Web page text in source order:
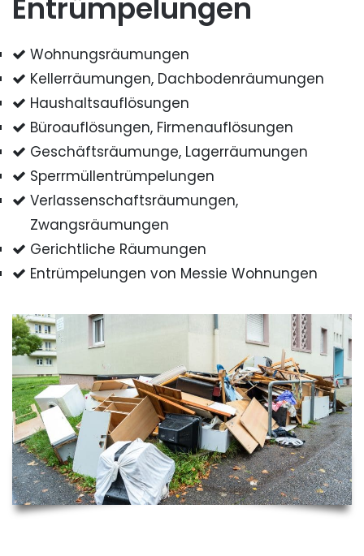
Entrümpelungen
Wohnungsräumungen
Kellerräumungen, Dachbodenräumungen
Haushaltsauflösungen
Büroauflösungen, Firmenauflösungen
Geschäftsräumunge, Lagerräumungen
Sperrmüllentrümpelungen
Verlassenschaftsräumungen,
Zwangsräumungen
Gerichtliche Räumungen
Entrümpelungen von Messie Wohnungen